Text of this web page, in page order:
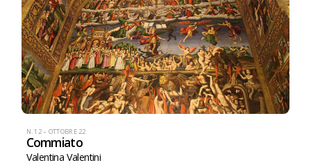
N. 12 – OTTOBRE 22
Commiato
Valentina Valentini